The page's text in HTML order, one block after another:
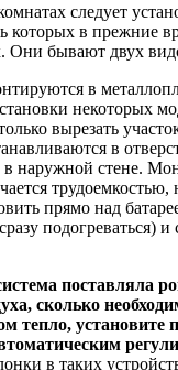
следует
которых в прежние
Они бывают двух
в
некоторых
вырезать
в
наружной стене.
трудоемкостью,
прямо над
подогреваться) и
поставляла
сколько
тепло, установите
в таких